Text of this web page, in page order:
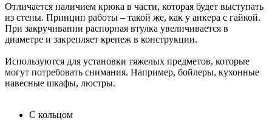
Отличается наличием крюка в части, которая будет выступать
из стены. Принцип работы – такой же, как у анкера с гайкой.
При закручивании распорная втулка увеличивается в
диаметре и закрепляет крепеж в конструкции.
Используются для установки тяжелых предметов, которые
могут потребовать снимания. Например, бойлеры, кухонные
навесные шкафы, люстры.
С кольцом